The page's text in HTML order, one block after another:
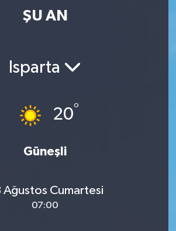
ŞU AN
Isparta
20°
Güneşli
Ağustos Cumartesi
07:00